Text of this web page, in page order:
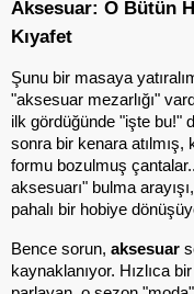
Aksesuar: O Bütün
Kıyafet
Şunu bir masaya
"aksesuar mezarlığı"
ilk gördüğünde "işte bu!"
sonra bir kenara
formu bozulmuş
aksesuarı" bulma
pahalı bir hobiye
Bence sorun, aksesuar
kaynaklanıyor. Hızlıca